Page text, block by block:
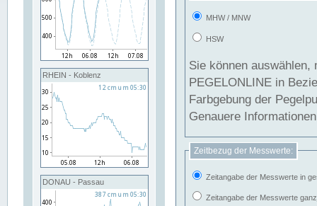
RHEIN - Koblenz
DONAU - Passau
MHW / MNW
HSW
Sie können
PEGELONLINE in Beziehung
Farbgebung der
Genauere
Zeitbezug der Messwerte:
Zeitangabe der Messwerte in
Zeitangabe der Messwerte